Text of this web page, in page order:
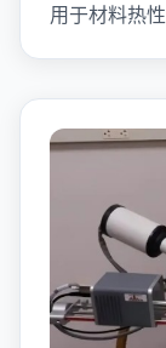
用于材料热